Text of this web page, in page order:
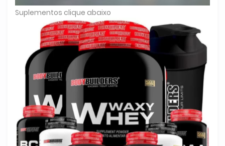
Suplementos clique abaixo